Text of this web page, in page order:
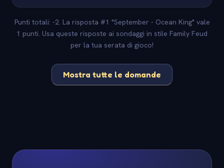
Punti totali: -2. La risposta #1 "September - Ocean King" vale
1 punti. Usa queste risposte ai sondaggi in stile Family Feud
per la tua serata di gioco!
Mostra tutte le domande